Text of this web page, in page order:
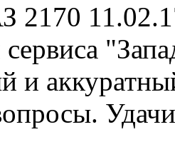
2170
и
Удачи